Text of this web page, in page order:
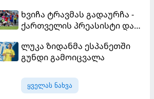
ხვიჩა ტრავმას გადაურჩა -
ქართველის პრეასისტი და
იუნაიტედთან"
ლუკა ზიდანმა ესპანეთში
გუნდი გამოიცვალა
ყველას ნახვა